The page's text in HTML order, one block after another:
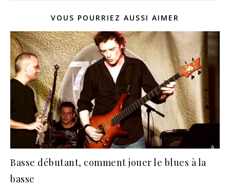
VOUS POURRIEZ AUSSI AIMER
Basse débutant, comment jouer le blues à la
basse